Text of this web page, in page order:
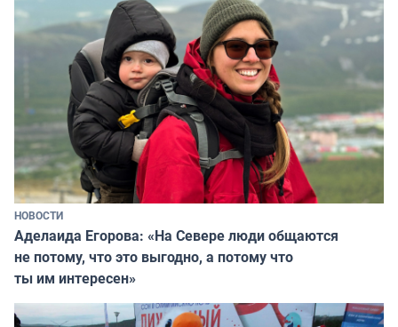
НОВОСТИ
Аделаида Егорова: «На Севере люди общаются
не потому, что это выгодно, а потому что
ты им интересен»